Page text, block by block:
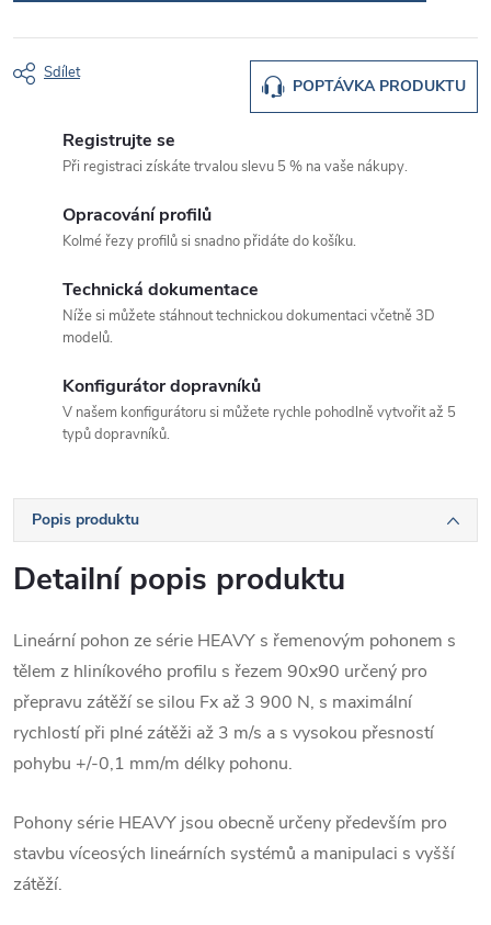
POPTÁVKA PRODUKTU
Sdílet
Registrujte se
Při registraci získáte trvalou slevu 5 % na vaše nákupy.
Opracování profilů
Kolmé řezy profilů si snadno přidáte do košíku.
Technická dokumentace
Níže si můžete stáhnout technickou dokumentaci včetně 3D
modelů.
Konfigurátor dopravníků
V našem konfigurátoru si můžete rychle pohodlně vytvořit až 5
typů dopravníků.
Popis produktu
Detailní popis produktu
Lineární pohon ze série HEAVY s řemenovým pohonem s
tělem z hliníkového profilu s řezem 90x90 určený pro
přepravu zátěží se silou Fx až 3 900 N, s maximální
rychlostí při plné zátěži až 3 m/s a s vysokou přesností
pohybu +/-0,1 mm/m délky pohonu.
Pohony série HEAVY jsou obecně určeny především pro
stavbu víceosých lineárních systémů a manipulaci s vyšší
zátěží.